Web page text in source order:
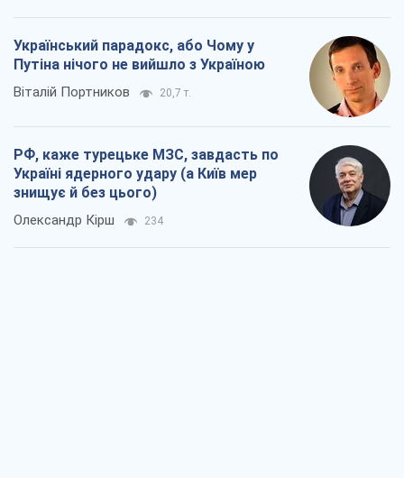
Український парадокс, або Чому у
Путіна нічого не вийшло з Україною
Віталій Портников 20,7 т.
РФ, каже турецьке МЗС, завдасть по
Україні ядерного удару (а Київ мер
знищує й без цього)
Олександр Кірш 234